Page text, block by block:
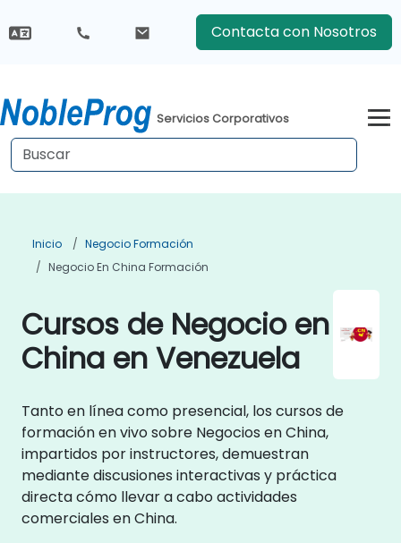
Contacta con Nosotros
Servicios Corporativos
Inicio
Negocio Formación
Negocio En China Formación
Cursos de Negocio en
China en Venezuela
Tanto en línea como presencial, los cursos de
formación en vivo sobre Negocios en China,
impartidos por instructores, demuestran
mediante discusiones interactivas y práctica
directa cómo llevar a cabo actividades
comerciales en China.